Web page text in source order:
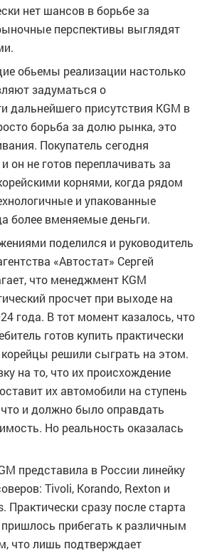
нет шансов в борьбе за
перспективы выглядят
обьемы реализации настолько
задуматься о
дальнейшего присутствия KGM в
борьба за долю рынка, это
Покупатель сегодня
он не готов переплачивать за
корнями, когда рядом
и упакованные
более вменяемые деньги.
поделился и руководитель
«Автостат» Сергей
что менеджмент KGM
просчет при выходе на
года. В тот момент казалось, что
готов купить практически
корейцы решили сыграть на этом.
на то, что их происхождение
их автомобили на ступень
и должно было оправдать
Но реальность оказалась
представила в России линейку
Tivoli, Korando, Rexton и
Практически сразу после старта
прибегать к различным
что лишь подтверждает